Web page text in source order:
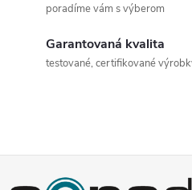
poradíme vám s výberom
Garantovaná kvalita
testované, certifikované